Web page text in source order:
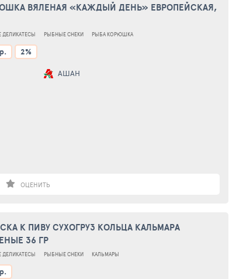
ВЯЛЕНАЯ «КАЖДЫЙ ДЕНЬ» ЕВРОПЕЙСКАЯ,
РЫБНЫЕ СНЕКИ РЫБА КОРЮШКА
2%
АШАН
ОЦЕНИТЬ
К ПИВУ СУХОГРУЗ КОЛЬЦА КАЛЬМАРА
36 ГР
РЫБНЫЕ СНЕКИ КАЛЬМАРЫ